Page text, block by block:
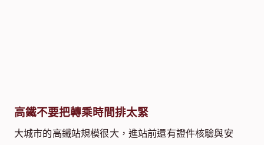
高鐵不要把轉乘時間排太緊
大城市的高鐵站規模很大，進站前還有證件核驗與安